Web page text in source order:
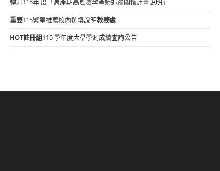
轉知115年 度「周產期高風險孕產婦追蹤關懷計畫說明」
重要115繁星推薦校內選填說明教務處
HOT註冊組115 學年度大學學測成績查詢公告